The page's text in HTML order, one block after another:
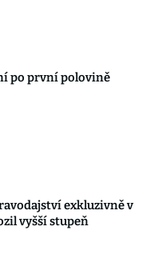
po první polovině
exkluzivně v
vyšší stupeň